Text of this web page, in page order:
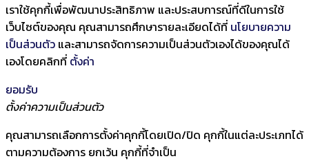
เราใช้คุกกี้เพื่อพัฒนาประสิทธิภาพ และประสบการณ์ที่ดีในการใช้
เว็บไซต์ของคุณ คุณสามารถศึกษารายละเอียดได้ที่ นโยบายความ
เป็นส่วนตัว และสามารถจัดการความเป็นส่วนตัวเองได้ของคุณได้
เองโดยคลิกที่ ตั้งค่า
ยอมรับ
ตั้งค่าความเป็นส่วนตัว
คุณสามารถเลือกการตั้งค่าคุกกี้โดยเปิด/ปิด คุกกี้ในแต่ละประเภทได้
ตามความต้องการ ยกเว้น คุกกี้ที่จำเป็น